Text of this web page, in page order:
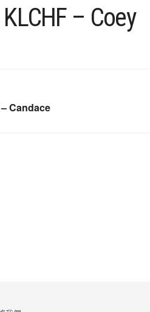
– Coey
Candace